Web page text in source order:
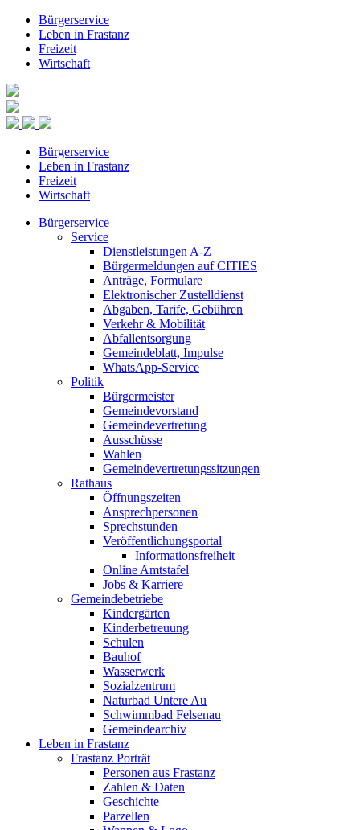
Bürgerservice
Leben in Frastanz
Freizeit
Wirtschaft
Bürgerservice
Leben in Frastanz
Freizeit
Wirtschaft
Bürgerservice
Service
Dienstleistungen A-Z
Bürgermeldungen auf CITIES
Anträge, Formulare
Elektronischer Zustelldienst
Abgaben, Tarife, Gebühren
Verkehr & Mobilität
Abfallentsorgung
Gemeindeblatt, Impulse
WhatsApp-Service
Politik
Bürgermeister
Gemeindevorstand
Gemeindevertretung
Ausschüsse
Wahlen
Gemeindevertretungssitzungen
Rathaus
Öffnungszeiten
Ansprechpersonen
Sprechstunden
Veröffentlichungsportal
Informationsfreiheit
Online Amtstafel
Jobs & Karriere
Gemeindebetriebe
Kindergärten
Kinderbetreuung
Schulen
Bauhof
Wasserwerk
Sozialzentrum
Naturbad Untere Au
Schwimmbad Felsenau
Gemeindearchiv
Leben in Frastanz
Frastanz Porträt
Personen aus Frastanz
Zahlen & Daten
Geschichte
Parzellen